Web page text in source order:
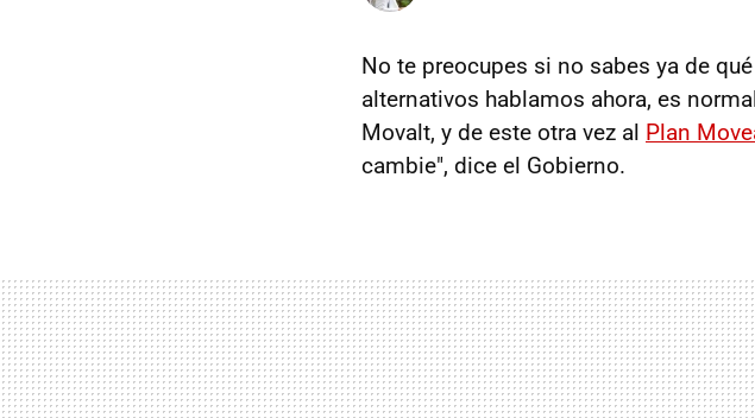
No te preocupes si no sabes ya de
alternativos hablamos ahora, es
Movalt, y de este otra vez al Plan
cambie", dice el Gobierno.